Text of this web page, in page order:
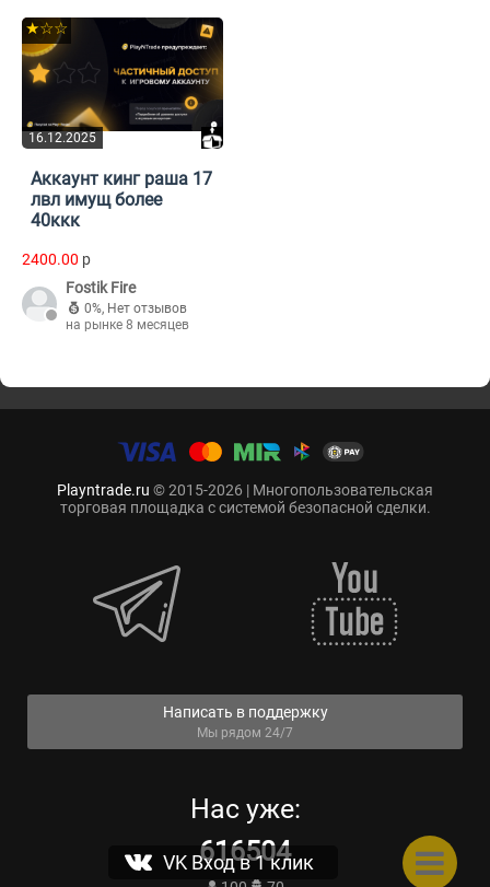
16.12.2025
★☆☆
Аккаунт кинг раша 17
лвл имущ более
40ккк
2400.00 p
Fostik Fire
0%, Нет отзывов
на рынке 8 месяцев
Playntrade.ru © 2015-2026 | Многопользовательская
торговая площадка с системой безопасной сделки.
Написать в поддержку
Мы рядом 24/7
Нас уже:
616504
VK Вход в 1 клик